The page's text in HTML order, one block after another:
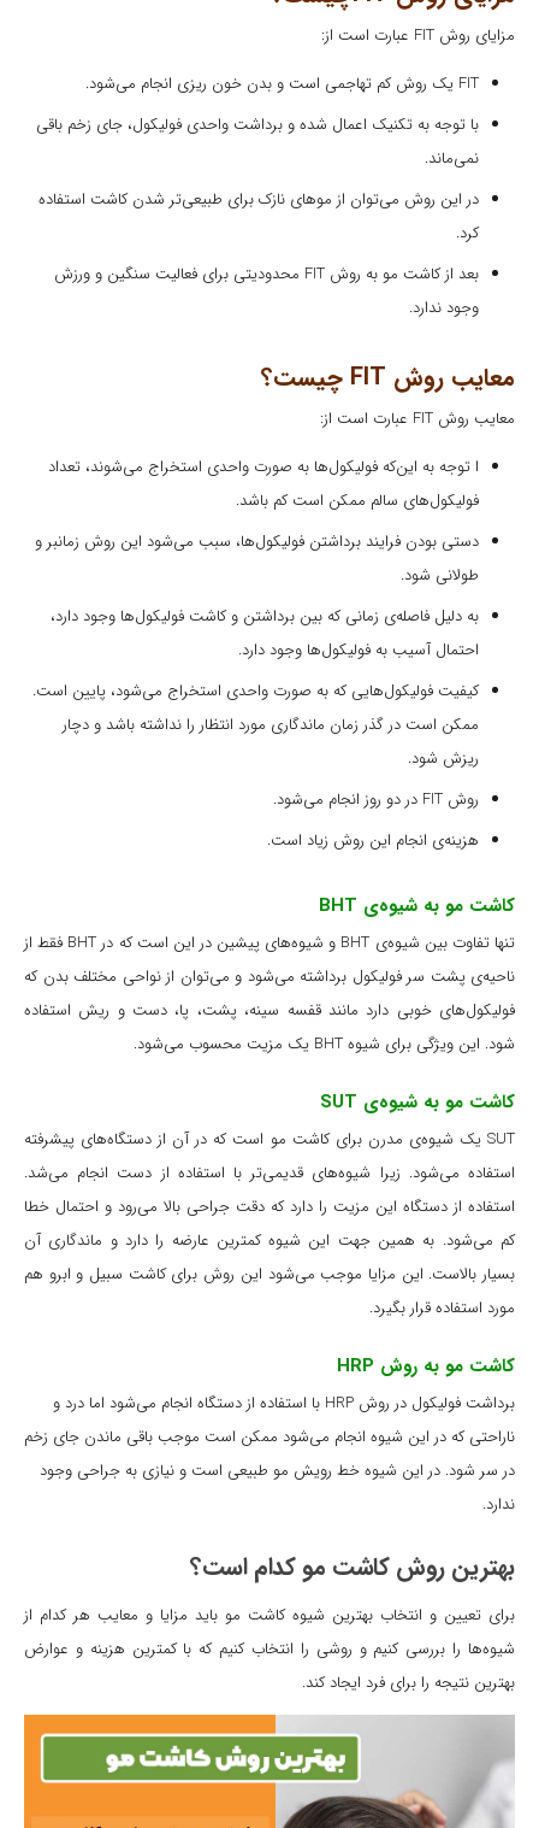
مزایای روش FIT عبارت است از:
FIT یک روش کم تهاجمی است و بدن خون ریزی انجام می‌شود.
با توجه به تکنیک اعمال شده و برداشت واحدی فولیکول، جای زخم باقی
نمی‌ماند.
در این روش می‌توان از موهای نازک برای طبیعی‌تر شدن کاشت استفاده
کرد.
بعد از کاشت مو به روش FIT محدودیتی برای فعالیت سنگین و ورزش
وجود ندارد.
معایب روش FIT چیست؟
معایب روش FIT عبارت است از:
ا توجه به این‌که فولیکول‌ها به صورت واحدی استخراج می‌شوند، تعداد
فولیکول‌های سالم ممکن است کم باشد.
دستی بودن فرایند برداشتن فولیکول‌ها، سبب می‌شود این روش زمانبر و
طولانی شود.
به دلیل فاصله‌ی زمانی که بین برداشتن و کاشت فولیکول‌ها وجود دارد،
احتمال آسیب به فولیکول‌ها وجود دارد.
کیفیت فولیکول‌هایی که به صورت واحدی استخراج می‌شود، پایین است.
ممکن است در گذر زمان ماندگاری مورد انتظار را نداشته باشد و دچار
ریزش شود.
روش FIT در دو روز انجام می‌شود.
هزینه‌ی انجام این روش زیاد است.
کاشت مو به شیوه‌ی BHT
تنها تفاوت بین شیوه‌ی BHT و شیوه‌های پیشین در این است که در BHT فقط از
ناحیه‌‌ی پشت سر فولیکول برداشته می‌شود و می‌توان از نواحی مختلف بدن که
فولیکول‌های خوبی دارد مانند قفسه سینه، پشت، پا، دست و ریش استفاده
شود. این ویژگی برای شیوه BHT یک مزیت محسوب می‌شود.
کاشت مو به شیوه‌ی SUT
SUT یک شیوه‌ی مدرن برای کاشت مو است که در آن از دستگاه‌های پیشرفته
استفاده می‌شود. زیرا شیوه‌های قدیمی‌تر با استفاده از دست انجام می‌شد.
استفاده از دستگاه این مزیت را دارد که دقت جراحی بالا می‌رود و احتمال خطا
کم می‌شود. به همین جهت این شیوه کمترین عارضه را دارد و ماندگاری آن
بسیار بالاست. این مزایا موجب می‌شود این روش برای کاشت سبیل و ابرو هم
مورد استفاده قرار بگیرد.
کاشت مو به روش HRP
برداشت فولیکول در روش HRP با استفاده از دستگاه انجام می‌شود اما درد و
ناراحتی که در این شیوه انجام می‌شود ممکن است موجب باقی ماندن جای زخم
در سر شود. در این شیوه خط رویش مو طبیعی است و نیازی به جراحی وجود
ندارد.
بهترین روش کاشت مو کدام است؟
برای تعیین و انتخاب بهترین شیوه کاشت مو باید مزایا و معایب هر کدام از
شیوه‌ها را بررسی کنیم و روشی را انتخاب کنیم که با کمترین هزینه و عوارض
بهترین نتیجه را برای فرد ایجاد کند.